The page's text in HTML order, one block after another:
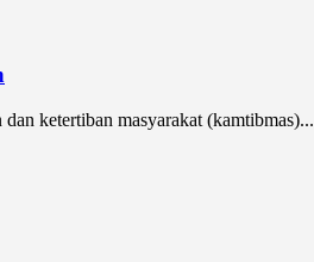
ketertiban masyarakat (kamtibmas)...